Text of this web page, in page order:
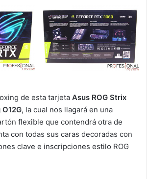
de esta tarjeta Asus ROG Strix
, la cual nos llagará en una
flexible que contendrá otra de
con todas sus caras decoradas con
clave e inscripciones estilo ROG